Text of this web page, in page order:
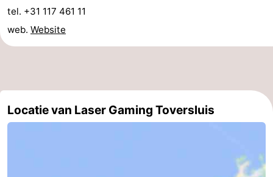
Boerderijen
-
Bowlen
-
Minigolfbanen
Wellness
tel. +31 117 461 11
web. Website
Locatie van Laser Gaming Toversluis